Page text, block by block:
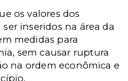
os valores dos
inseridos na área da
medidas para
sem causar ruptura
na ordem econômica e